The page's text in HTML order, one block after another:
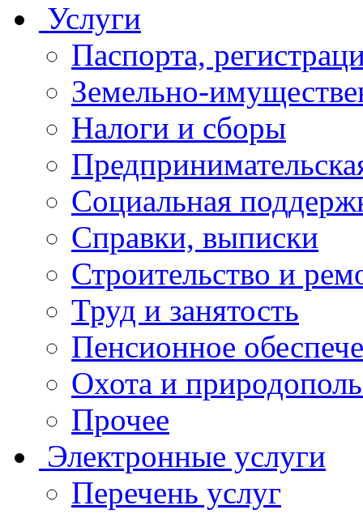
Услуги
Паспорта,
Земельно-
Налоги и сборы
Социальная
Справки, выписки
Строительство и
Труд и занятость
Пенсионное
Охота и
Прочее
Электронные услуги
Перечень услуг